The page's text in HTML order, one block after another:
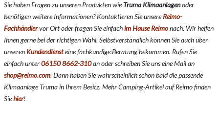
Sie haben Fragen zu unseren Produkten wieTruma Klimaanlagenoder
benötigen weitere Informationen? Kontaktieren Sie unsereReimo-
Fachhändlervor Ort oder fragen Sie einfachim Hause Reimonach. Wir helfen
Ihnen gerne bei der richtigen Wahl. Selbstverständlich können Sie auch über
unseren Kundendiensteine fachkundige Beratung bekommen. Rufen Sie
einfach unter06150 8662-310an oder schreiben Sie uns eine Mail an
shop@reimo.com. Dann haben Sie wahrscheinlich schon bald die passende
Klimaanlage Truma in Ihrem Besitz. Mehr Camping-Artikel auf Reimo finden
Siehier!